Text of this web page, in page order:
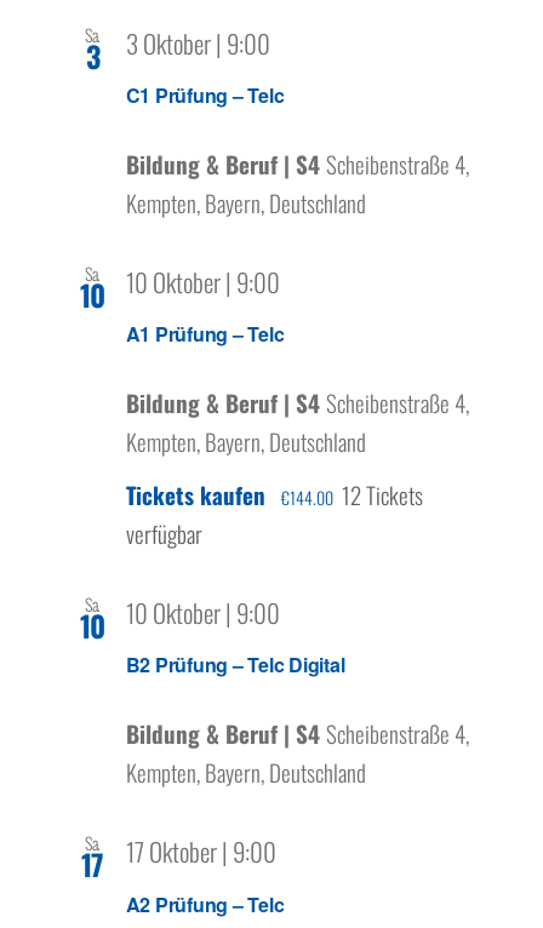
Sa.
3
C1 Prüfung – Telc
3 Oktober | 9:00
Bildung & Beruf | S4 Scheibenstraße 4,
Kempten, Bayern, Deutschland
Sa.
10
A1 Prüfung – Telc
10 Oktober | 9:00
Bildung & Beruf | S4 Scheibenstraße 4,
Kempten, Bayern, Deutschland
Tickets kaufen
€144.00 12 Tickets
verfügbar
Sa.
10
B2 Prüfung – Telc Digital
10 Oktober | 9:00
Bildung & Beruf | S4 Scheibenstraße 4,
Kempten, Bayern, Deutschland
Sa.
17
A2 Prüfung – Telc
17 Oktober | 9:00